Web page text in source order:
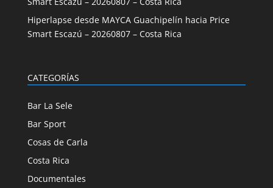
Hiperlapse desde MAYCA Guachipelín hacia Price
Smart Escazú – 20260807 – Costa Rica
CATEGORÍAS
Bar La Sele
Bar Sport
Cosas de Carla
Costa Rica
Documentales